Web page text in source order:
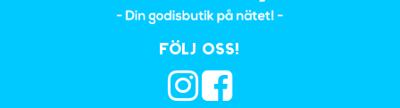
Följ oss!